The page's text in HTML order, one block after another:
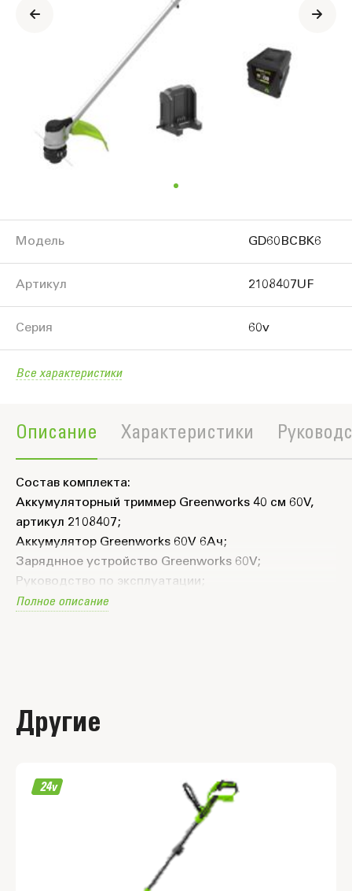
Модель GD60BCBK6
Артикул 2108407UF
Серия 60v
Все характеристики
Описание Характеристики
Состав комплекта:
Аккумуляторный триммер Greenworks 40 см 60V,
артикул 2108407;
Аккумулятор Greenworks 60V 6Ач;
Заряднное устройство Greenworks 60V;
Руководство по эксплуатации;
Гарантийный талон.
Полное описание
Другие